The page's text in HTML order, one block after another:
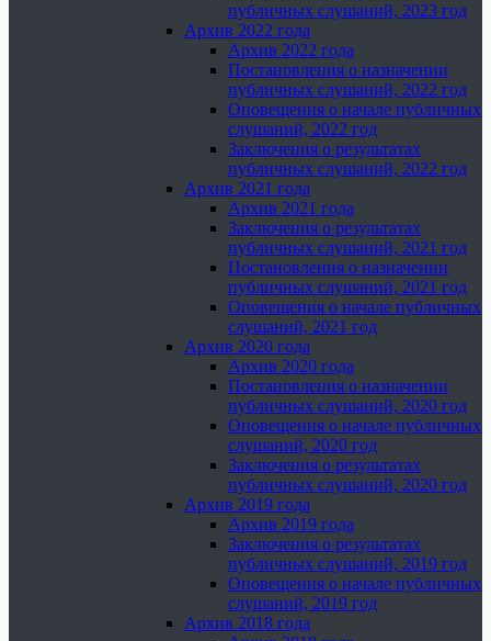
публичных слушаний, 2023 год
Архив 2022 года
Архив 2022 года
Постановления о назначении
публичных слушаний, 2022 год
Оповещения о начале публичных
слушаний, 2022 год
Заключения о результатах
публичных слушаний, 2022 год
Архив 2021 года
Архив 2021 года
Заключения о результатах
публичных слушаний, 2021 год
Постановления о назначении
публичных слушаний, 2021 год
Оповещения о начале публичных
слушаний, 2021 год
Архив 2020 года
Архив 2020 года
Постановления о назначении
публичных слушаний, 2020 год
Оповещения о начале публичных
слушаний, 2020 год
Заключения о результатах
публичных слушаний, 2020 год
Архив 2019 года
Архив 2019 года
Заключения о результатах
публичных слушаний, 2019 год
Оповещения о начале публичных
слушаний, 2019 год
Архив 2018 года